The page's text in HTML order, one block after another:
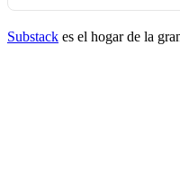
Substack es el hogar de la